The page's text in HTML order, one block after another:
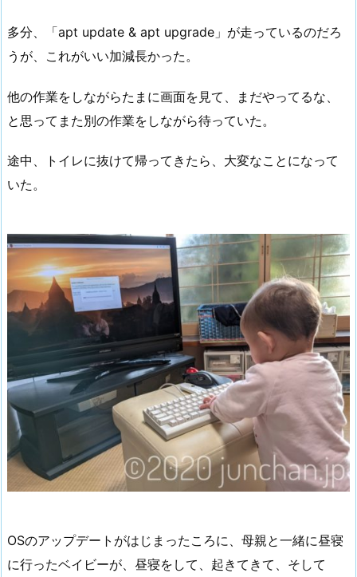
多分、「apt update & apt upgrade」が走っているのだろ
うが、これがいい加減長かった。
他の作業をしながらたまに画面を見て、まだやってるな、
と思ってまた別の作業をしながら待っていた。
途中、トイレに抜けて帰ってきたら、大変なことになって
いた。
OSのアップデートがはじまったころに、母親と一緒に昼寝
に行ったベイビーが、昼寝をして、起きてきて、そして